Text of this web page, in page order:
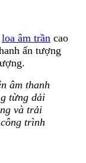
loa âm trần cao
ấn tượng
âm thanh
từng dải
và trải
trình